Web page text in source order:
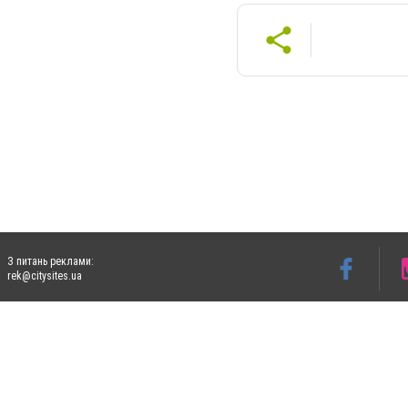
З питань реклами:
rek@citysites.ua